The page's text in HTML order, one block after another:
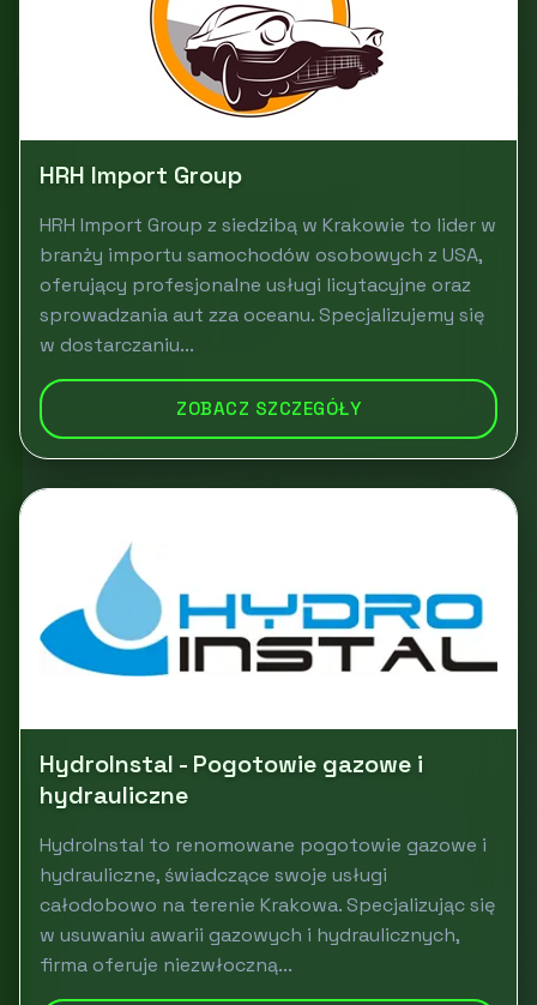
HRH Import Group
HRH Import Group z siedzibą w Krakowie to lider w
branży importu samochodów osobowych z USA,
oferujący profesjonalne usługi licytacyjne oraz
sprowadzania aut zza oceanu. Specjalizujemy się
w dostarczaniu...
ZOBACZ SZCZEGÓŁY
HydroInstal - Pogotowie gazowe i
hydrauliczne
HydroInstal to renomowane pogotowie gazowe i
hydrauliczne, świadczące swoje usługi
całodobowo na terenie Krakowa. Specjalizując się
w usuwaniu awarii gazowych i hydraulicznych,
firma oferuje niezwłoczną...